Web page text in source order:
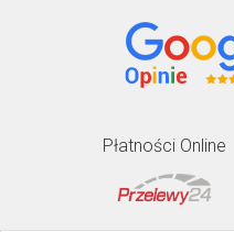
Płatności Online